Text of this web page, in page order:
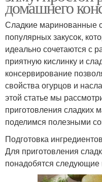
домашнего
Сладкие маринованные
популярных закусок,
идеально сочетаются с
приятную кислинку и
консервирование
свойства огурцов и
этой статье мы
приготовления сладких
поделимся полезными
Подготовка ингредиентов
Для приготовления
понадобятся следующие